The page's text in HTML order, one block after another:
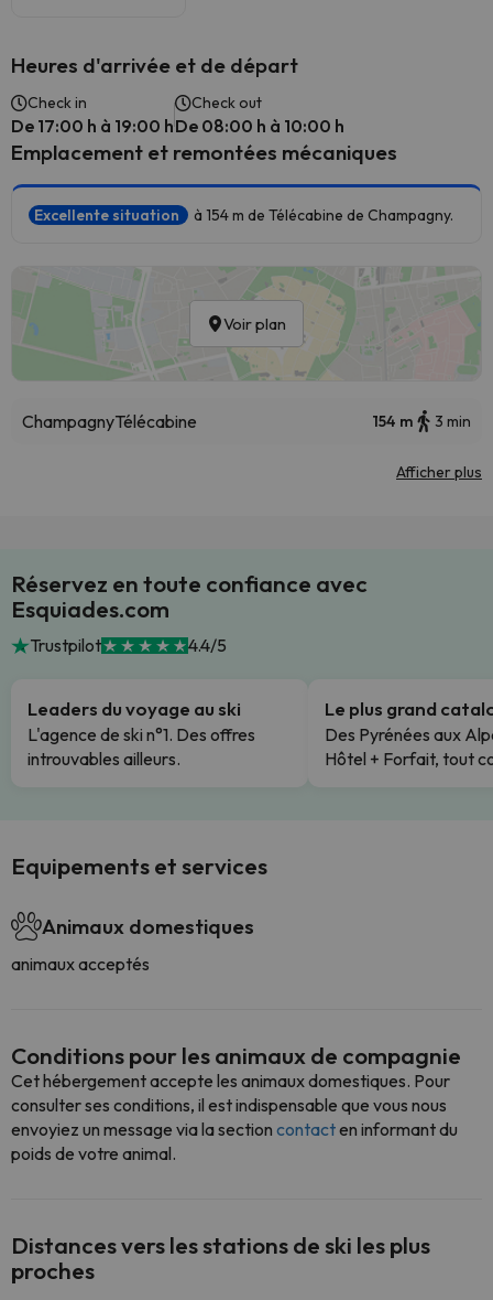
Heures d'arrivée et de départ
Check in
De 17:00 h à 19:00 h
Check out
De 08:00 h à 10:00 h
Emplacement et remontées mécaniques
Excellente situation à 154 m de Télécabine de Champagny.
Voir plan
ChampagnyTélécabine 154 m 3 min
Afficher plus
Réservez en toute confiance avec
Esquiades.com
Trustpilot 4.4/5
Leaders du voyage au ski
L'agence de ski n°1. Des offres
introuvables ailleurs.
Le plus grand
Des Pyrénées aux
Hôtel + Forfait, tout
Equipements et services
Animaux domestiques
animaux acceptés
Conditions pour les animaux de compagnie
Cet hébergement accepte les animaux domestiques. Pour
consulter ses conditions, il est indispensable que vous nous
envoyiez un message via la section contacten informant du
poids de votre animal.
Distances vers les stations de ski les plus
proches